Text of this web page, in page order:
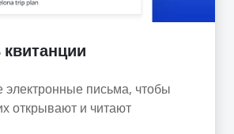
электронные письма, чтобы
открывают и читают